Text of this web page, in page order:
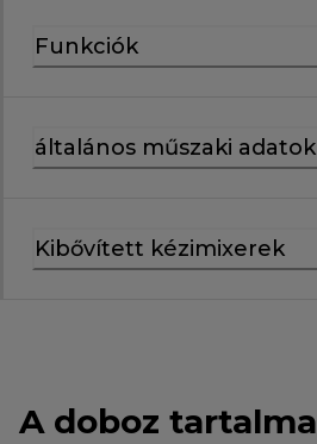
Funkciók
általános műszaki adatok
Kibővített kézimixerek
A doboz tartalma